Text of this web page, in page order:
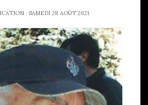
: SAMEDI 28 AOÛT 2021